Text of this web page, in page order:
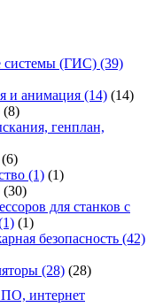
системы (ГИС) (39)
и анимация (14) (14)
(8)
генплан,
(6)
(1) (1)
(30)
для станков с
(1)
безопасность (42)
(28) (28)
ПО, интернет